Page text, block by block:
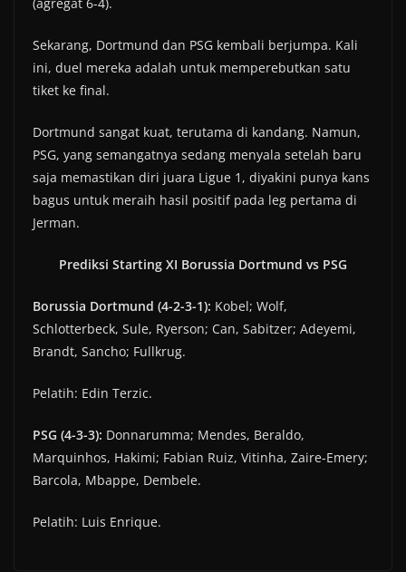
Sekarang, Dortmund dan PSG kembali berjumpa. Kali
ini, duel mereka adalah untuk memperebutkan satu
tiket ke final.
Dortmund sangat kuat, terutama di kandang. Namun,
PSG, yang semangatnya sedang menyala setelah baru
saja memastikan diri juara Ligue 1, diyakini punya kans
bagus untuk meraih hasil positif pada leg pertama di
Jerman.
Prediksi Starting XI Borussia Dortmund vs PSG
Borussia Dortmund (4-2-3-1): Kobel; Wolf,
Schlotterbeck, Sule, Ryerson; Can, Sabitzer; Adeyemi,
Brandt, Sancho; Fullkrug.
Pelatih: Edin Terzic.
PSG (4-3-3): Donnarumma; Mendes, Beraldo,
Marquinhos, Hakimi; Fabian Ruiz, Vitinha, Zaire-Emery;
Barcola, Mbappe, Dembele.
Pelatih: Luis Enrique.